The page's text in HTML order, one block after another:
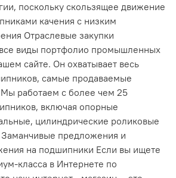
поскольку скользящее движение
качения с низким
Отраслевые закупки
виды портфолио промышленных
сайте. Он охватывает весь
самые продаваемые
работаем с более чем 25
включая опорные
цилиндрические роликовые
предложения и
на подшипники Если вы ищете
класса в Интернете по